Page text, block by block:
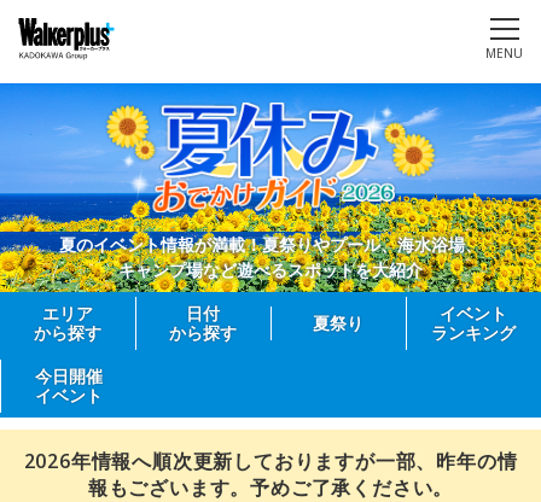
MENU
夏のイベント情報が満載！夏祭りやプール、海水浴場、
キャンプ場など遊べるスポットを大紹介
エリア
から探す
日付
から探す
夏祭り
イベント
ランキング
今日開催
イベント
2026年情報へ順次更新しておりますが一部、昨年の情
報もございます。予めご了承ください。